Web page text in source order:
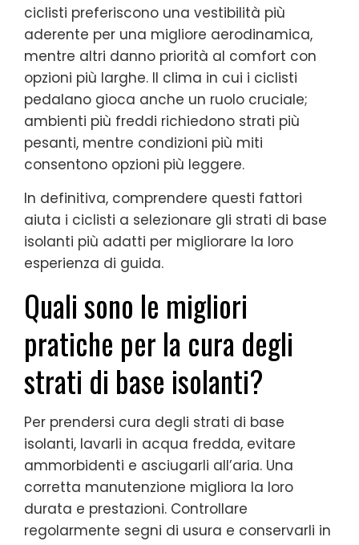
ciclisti preferiscono una vestibilità più
aderente per una migliore aerodinamica,
mentre altri danno priorità al comfort con
opzioni più larghe. Il clima in cui i ciclisti
pedalano gioca anche un ruolo cruciale;
ambienti più freddi richiedono strati più
pesanti, mentre condizioni più miti
consentono opzioni più leggere.
In definitiva, comprendere questi fattori
aiuta i ciclisti a selezionare gli strati di base
isolanti più adatti per migliorare la loro
esperienza di guida.
Quali sono le migliori
pratiche per la cura degli
strati di base isolanti?
Per prendersi cura degli strati di base
isolanti, lavarli in acqua fredda, evitare
ammorbidenti e asciugarli all’aria. Una
corretta manutenzione migliora la loro
durata e prestazioni. Controllare
regolarmente segni di usura e conservarli in